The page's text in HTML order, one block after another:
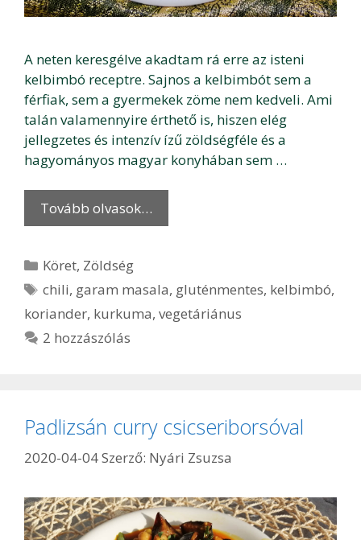
A neten keresgélve akadtam rá erre az isteni
kelbimbó receptre. Sajnos a kelbimbót sem a
férfiak, sem a gyermekek zöme nem kedveli. Ami
talán valamennyire érthető is, hiszen elég
jellegzetes és intenzív ízű zöldségféle és a
hagyományos magyar konyhában sem …
Tovább olvasok…
Kategória
Köret, Zöldség
Címkék
chili, garam masala, gluténmentes, kelbimbó,
koriander, kurkuma, vegetáriánus
2 hozzászólás
Padlizsán curry csicseriborsóval
2020-04-04Szerző: Nyári Zsuzsa